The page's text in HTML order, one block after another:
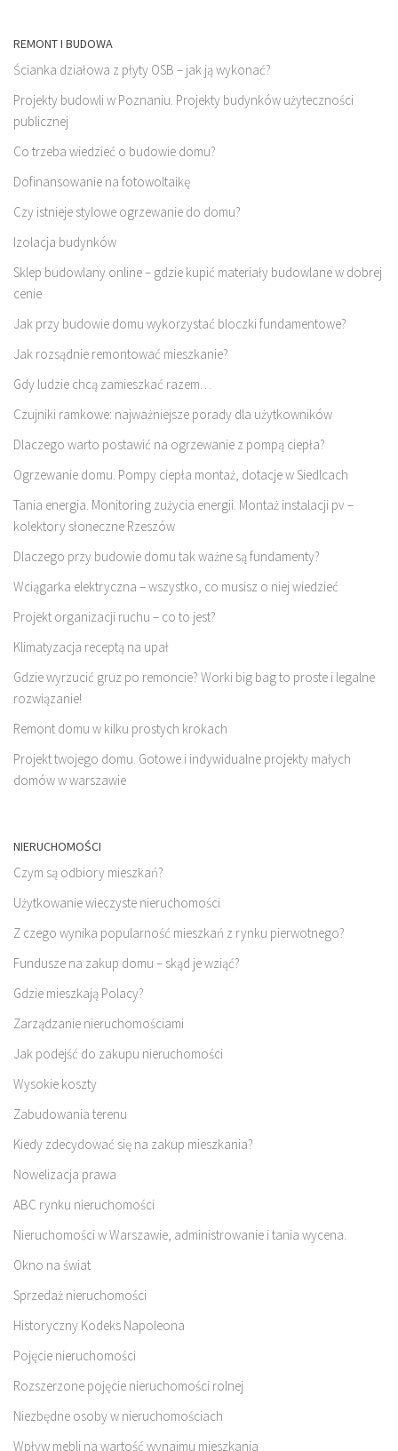
REMONT I BUDOWA
Ścianka działowa z płyty OSB – jak ją wykonać?
Projekty budowli w Poznaniu. Projekty budynków użyteczności
publicznej
Co trzeba wiedzieć o budowie domu?
Dofinansowanie na fotowoltaikę
Czy istnieje stylowe ogrzewanie do domu?
Izolacja budynków
Sklep budowlany online – gdzie kupić materiały budowlane w dobrej
cenie
Jak przy budowie domu wykorzystać bloczki fundamentowe?
Jak rozsądnie remontować mieszkanie?
Gdy ludzie chcą zamieszkać razem…
Czujniki ramkowe: najważniejsze porady dla użytkowników
Dlaczego warto postawić na ogrzewanie z pompą ciepła?
Ogrzewanie domu. Pompy ciepła montaż, dotacje w Siedlcach
Tania energia. Monitoring zużycia energii. Montaż instalacji pv –
kolektory słoneczne Rzeszów
Dlaczego przy budowie domu tak ważne są fundamenty?
Wciągarka elektryczna – wszystko, co musisz o niej wiedzieć
Projekt organizacji ruchu – co to jest?
Klimatyzacja receptą na upał
Gdzie wyrzucić gruz po remoncie? Worki big bag to proste i legalne
rozwiązanie!
Remont domu w kilku prostych krokach
Projekt twojego domu. Gotowe i indywidualne projekty małych
domów w warszawie
NIERUCHOMOŚCI
Czym są odbiory mieszkań?
Użytkowanie wieczyste nieruchomości
Z czego wynika popularność mieszkań z rynku pierwotnego?
Fundusze na zakup domu – skąd je wziąć?
Gdzie mieszkają Polacy?
Zarządzanie nieruchomościami
Jak podejść do zakupu nieruchomości
Wysokie koszty
Zabudowania terenu
Kiedy zdecydować się na zakup mieszkania?
Nowelizacja prawa
ABC rynku nieruchomości
Nieruchomości w Warszawie, administrowanie i tania wycena.
Okno na świat
Sprzedaż nieruchomości
Historyczny Kodeks Napoleona
Pojęcie nieruchomości
Rozszerzone pojęcie nieruchomości rolnej
Niezbędne osoby w nieruchomościach
Wpływ mebli na wartość wynajmu mieszkania